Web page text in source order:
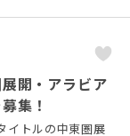
開・アラビア
集！
イトルの中東圏展